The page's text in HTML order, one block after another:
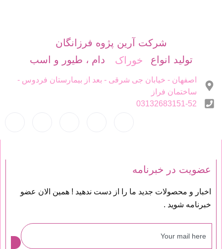
شرکت آرین پژوه فرزانگان
تولید انواع
خوراک دام ، طیور و اسب
اصفهان - خیابان جی شرقی - بعد از بیمارستان فردوس -
ساختمان فراز
03132683151-52
عضویت در خبرنامه
اخبار و محصولات جدید ما را از دست ندهید ! همین الان عضو
خبرنامه شوید .